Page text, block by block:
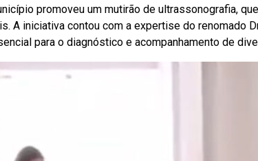
promoveu um mutirão de ultrassonografia,
A iniciativa contou com a expertise do renomado
para o diagnóstico e acompanhamento de